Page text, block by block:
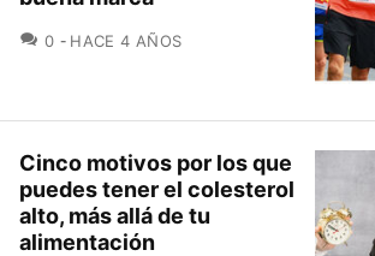
0 COMENTARIOS
HACE 4 AÑOS
Cinco motivos por los que
puedes tener el colesterol
alto, más allá de tu
alimentación